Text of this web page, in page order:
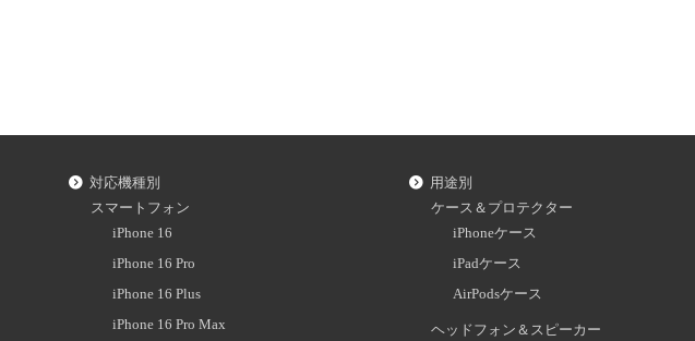
対応機種別
スマートフォン
iPhone 16
iPhone 16 Pro
iPhone 16 Plus
iPhone 16 Pro Max
用途別
ケース＆プロテクター
iPhoneケース
iPadケース
AirPodsケース
ヘッドフォン＆スピーカー